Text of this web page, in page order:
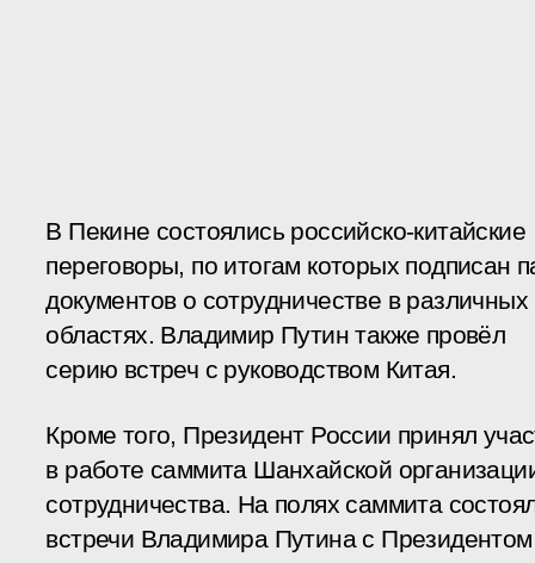
В Пекине состоялись российско-китайские
переговоры, по итогам которых подписан
документов о сотрудничестве в различных
областях. Владимир Путин также провёл
серию встреч с руководством Китая.
Кроме того, Президент России принял
в работе саммита Шанхайской
сотрудничества. На полях саммита
встречи Владимира Путина с Президентом